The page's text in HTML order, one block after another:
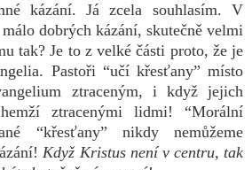
kázání. Já zcela souhlasím. V
dobrých kázání, skutečně velmi
tak? Je to z velké části proto, že je
Pastoři “učí křesťany” místo
ztraceným, i když jejich
ztracenými lidmi! “Morální
“křesťany” nikdy nemůžeme
Když Kristus není v centru, tak